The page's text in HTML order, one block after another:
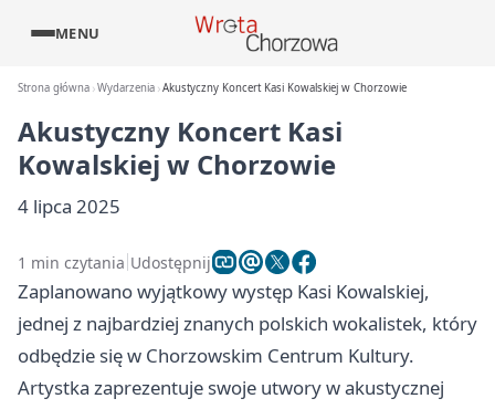
MENU
Strona główna Wydarzenia Akustyczny Koncert Kasi Kowalskiej w Chorzowie
Akustyczny Koncert Kasi
Kowalskiej w Chorzowie
4 lipca 2025
1 min czytania Udostępnij
Zaplanowano wyjątkowy występ Kasi Kowalskiej,
jednej z najbardziej znanych polskich wokalistek, który
odbędzie się w Chorzowskim Centrum Kultury.
Artystka zaprezentuje swoje utwory w akustycznej